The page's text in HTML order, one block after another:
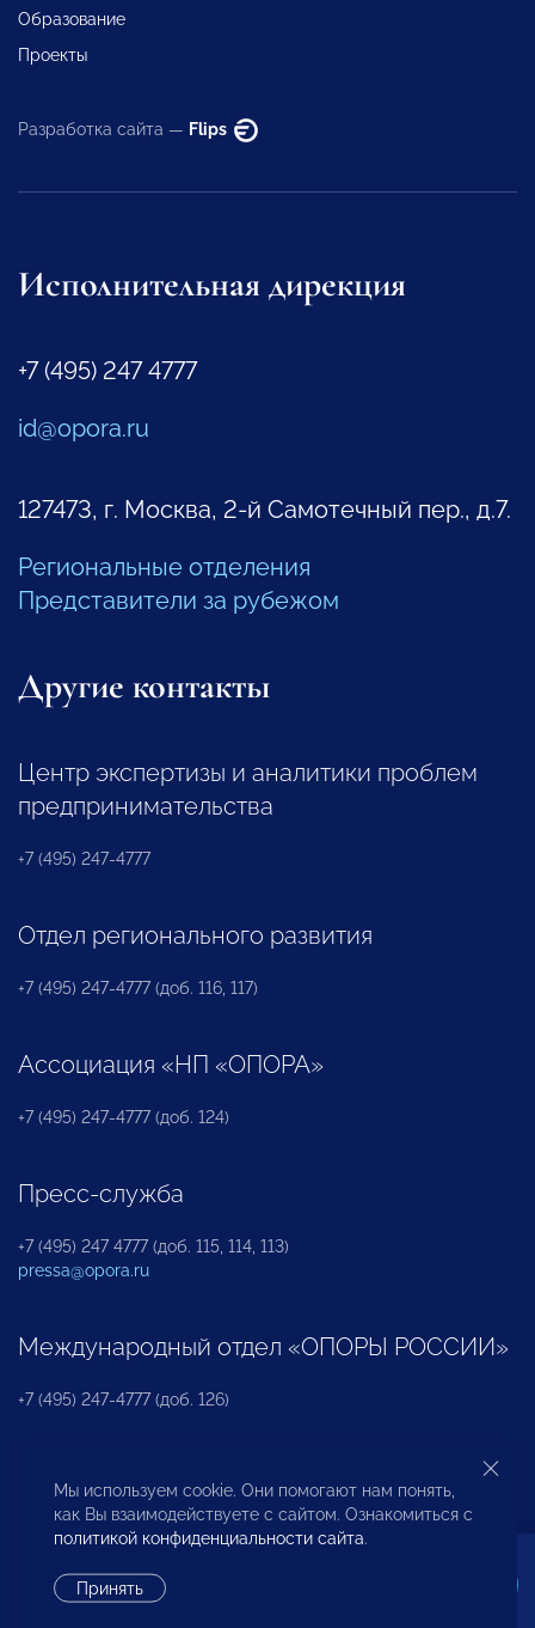
Образование
Проекты
Разработка сайта — Flips
Исполнительная дирекция
+7 (495) 247 4777
id@opora.ru
127473, г. Москва, 2-й Самотечный пер., д.7.
Региональные отделения
Представители за рубежом
Другие контакты
Центр экспертизы и аналитики проблем
предпринимательства
+7 (495) 247-4777
Отдел регионального развития
+7 (495) 247-4777 (доб. 116, 117)
Ассоциация «НП «ОПОРА»
+7 (495) 247-4777 (доб. 124)
Пресс-служба
+7 (495) 247 4777 (доб. 115, 114, 113)
pressa@opora.ru
Международный отдел «ОПОРЫ РОССИИ»
+7 (495) 247-4777 (доб. 126)
Бюро по защите прав предпринимателей и
инвесторов
Мы используем cookie. Они помогают нам понять,
как Вы взаимодействуете с сайтом. Ознакомиться с
политикой конфиденциальности сайта.
Принять